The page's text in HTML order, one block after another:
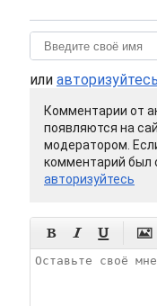
или авторизуйтесь
Комментарии от
появляются на
модератором.
комментарий был
авторизуйтесь
   